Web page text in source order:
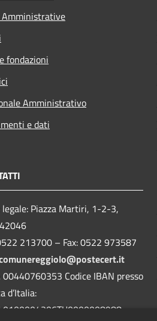
Amministrative
fondazioni
Amministrativo
e dati
legale: Piazza Martiri, 1-2-3,
213700 – Fax: 0522 973587
00440760353 Codice IBAN presso
d’Italia: